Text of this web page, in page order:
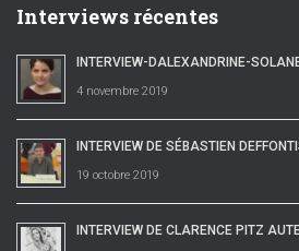
Interviews récentes
INTERVIEW-DALEXANDRINE-
4 novembre 2019
INTERVIEW DE SÉBASTIEN
19 octobre 2019
INTERVIEW DE CLARENCE PITZ